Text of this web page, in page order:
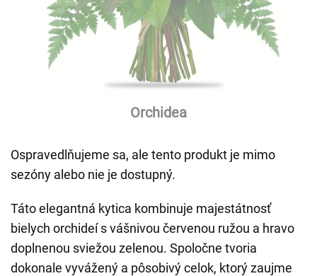
Orchidea
Ospravedlňujeme sa, ale tento produkt je mimo
sezóny alebo nie je dostupný.
Táto elegantná kytica kombinuje majestátnosť
bielych orchideí s vášnivou červenou ružou a hravo
doplnenou sviežou zelenou. Spoločne tvoria
dokonale vyvážený a pôsobivý celok, ktorý zaujme